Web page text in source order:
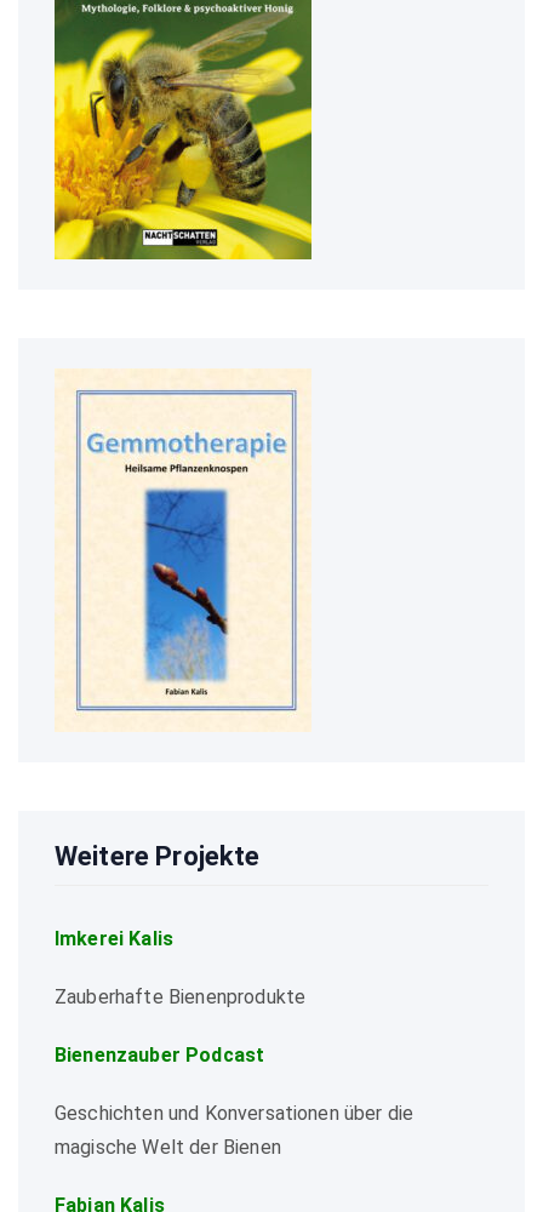
Weitere Projekte
Imkerei Kalis
Zauberhafte Bienenprodukte
Bienenzauber Podcast
Geschichten und Konversationen über die
magische Welt der Bienen
Fabian Kalis